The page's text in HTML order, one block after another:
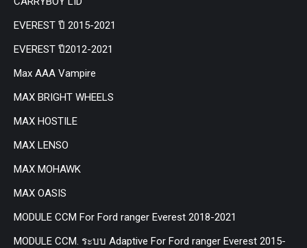
EVEREST ปี 2015-2021
EVEREST ปี2012-2021
Max AAA Vampire
MAX BRIGHT WHEELS
MAX HOSTILE
MAX LENSO
MAX MOHAWK
MAX OASIS
MODULE CCM For Ford ranger Everest 2018-2021
MODULE CCM. ระบบ Adaptive For Ford ranger Everest 2015-